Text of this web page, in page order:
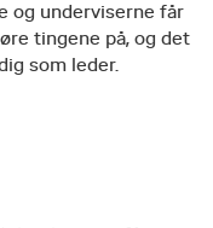
og underviserne får
tingene på, og det
som leder.